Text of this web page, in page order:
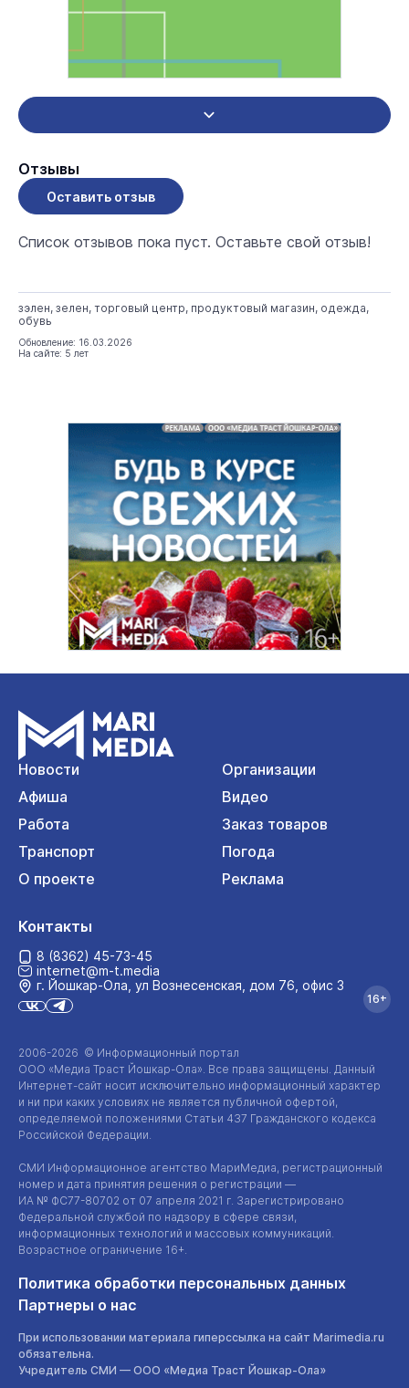
Отзывы
Оставить отзыв
Список отзывов пока пуст. Оставьте свой отзыв!
зэлен, зелен, торговый центр, продуктовый магазин, одежда,
обувь
Обновление: 16.03.2026
На сайте: 5 лет
Новости
Организации
Афиша
Видео
Работа
Заказ товаров
Транспорт
Погода
О проекте
Реклама
2006-2026 © Информационный портал
ООО «Медиа Траст Йошкар-Ола». Все права защищены. Данный
Интернет-сайт носит исключительно информационный характер
и ни при каких условиях не является публичной офертой,
определяемой положениями Статьи 437 Гражданского кодекса
Российской Федерации.
СМИ Информационное агентство МариМедиа, регистрационный
номер и дата принятия решения о регистрации —
ИА № ФС77-80702 от 07 апреля 2021 г. Зарегистрировано
Федеральной службой по надзору в сфере связи,
информационных технологий и массовых коммуникаций.
Возрастное ограничение 16+.
Политика обработки персональных данных
Партнеры о нас
При использовании материала гиперссылка на сайт Marimedia.ru
обязательна.
Учредитель СМИ — ООО «Медиа Траст Йошкар-Ола»
Контакты
8 (8362) 45-73-45
internet@m-t.media
г. Йошкар‑Ола, ул Вознесенская, дом 76, офис 3
16+